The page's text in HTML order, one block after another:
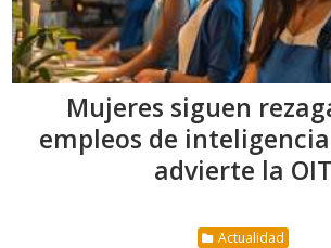
Mujeres siguen
empleos de
advierte la OIT
Actualidad